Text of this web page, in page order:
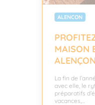
ALENCON
MAISON
ALENÇON
La fin de
avec elle, le
préparatifs
vacances,…